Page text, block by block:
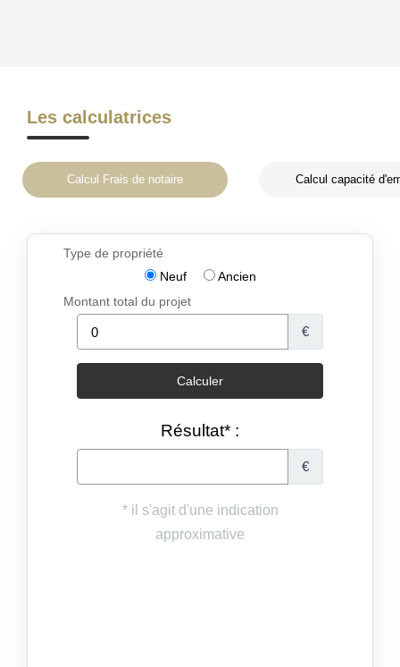
Les calculatrices
Calcul Frais de notaire Calcul capacité